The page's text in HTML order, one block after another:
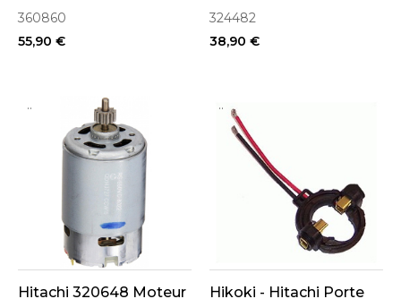
360860
55,90 €
324482
38,90 €
..
Hitachi 320648 Moteur
..
Hikoki - Hitachi Porte